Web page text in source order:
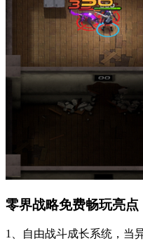
零界战略免费畅玩亮点
1、自由战斗成长系统，当